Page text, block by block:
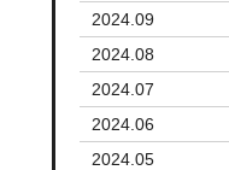
2024.09
2024.08
2024.07
2024.06
2024.05